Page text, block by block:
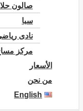
صالون
سبا
نادى
مركز
الأسعار
من نحن
English